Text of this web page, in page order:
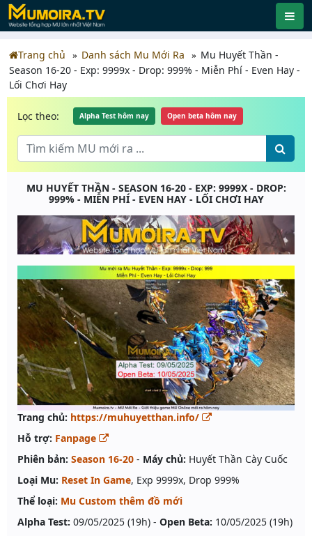
Trang chủ Danh sách Mu Mới Ra
Mu Huyết Thần -
Season 16-20 - Exp: 9999x - Drop: 999% - Miễn Phí - Even Hay -
Lối Chơi Hay
Lọc theo: Alpha Test hôm nay Open beta hôm nay
MU HUYẾT THẦN - SEASON 16-20 - EXP: 9999X - DROP:
999% - MIỄN PHÍ - EVEN HAY - LỐI CHƠI HAY
Trang chủ: https://muhuyetthan.info/
Hỗ trợ: Fanpage
Phiên bản: Season 16-20 - Máy chủ: Huyết Thần Cày Cuốc
Loại Mu: Reset In Game, Exp 9999x, Drop 999%
Thể loại: Mu Custom thêm đồ mới
Alpha Test: 09/05/2025 (19h) - Open Beta: 10/05/2025 (19h)